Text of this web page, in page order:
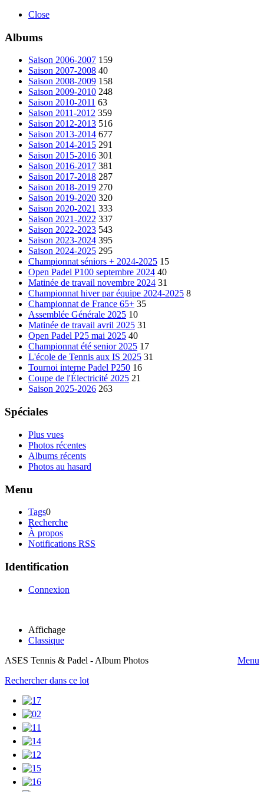
Close
Albums
Saison 2006-2007 159
Saison 2007-2008 40
Saison 2008-2009 158
Saison 2009-2010 248
Saison 2010-2011 63
Saison 2011-2012 359
Saison 2012-2013 516
Saison 2013-2014 677
Saison 2014-2015 291
Saison 2015-2016 301
Saison 2016-2017 381
Saison 2017-2018 287
Saison 2018-2019 270
Saison 2019-2020 320
Saison 2020-2021 333
Saison 2021-2022 337
Saison 2022-2023 543
Saison 2023-2024 395
Saison 2024-2025 295
Championnat séniors + 2024-2025 15
Open Padel P100 septembre 2024 40
Matinée de travail novembre 2024 31
Championnat hiver par équipe 2024-2025 8
Championnat de France 65+ 35
Assemblée Générale 2025 10
Matinée de travail avril 2025 31
Open Padel P25 mai 2025 40
Championnat été senior 2025 17
L'école de Tennis aux IS 2025 31
Tournoi interne Padel P250 16
Coupe de l'Électricité 2025 21
Saison 2025-2026 263
Spéciales
Plus vues
Photos récentes
Albums récents
Photos au hasard
Menu
Tags0
Recherche
À propos
Notifications RSS
Identification
Connexion
Affichage
Classique
ASES Tennis & Padel - Album Photos
Menu
Rechercher dans ce lot